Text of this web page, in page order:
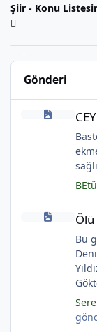
Şiir - Konu
Gönderi
Ölü
Bu
Ölü
Ay